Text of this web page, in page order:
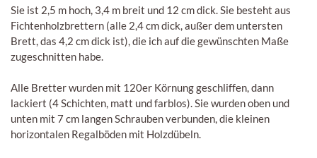
Sie ist 2,5 m hoch, 3,4 m breit und 12 cm dick. Sie besteht aus
Fichtenholzbrettern (alle 2,4 cm dick, außer dem untersten
Brett, das 4,2 cm dick ist), die ich auf die gewünschten Maße
zugeschnitten habe.
Alle Bretter wurden mit 120er Körnung geschliffen, dann
lackiert (4 Schichten, matt und farblos). Sie wurden oben und
unten mit 7 cm langen Schrauben verbunden, die kleinen
horizontalen Regalböden mit Holzdübeln.